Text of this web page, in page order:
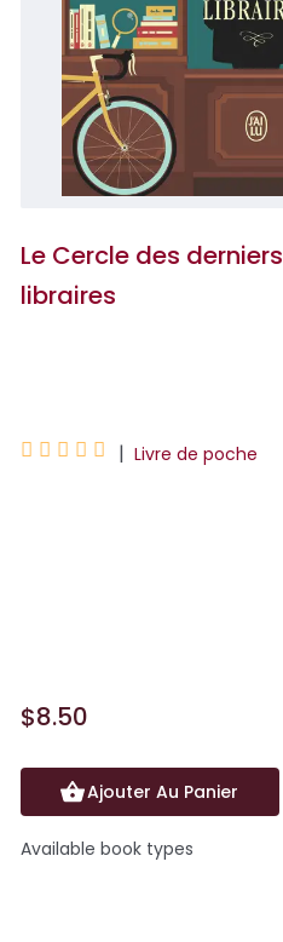
Le Cercle des derniers
libraires
     | Livre de poche
$8.50
Ajouter Au Panier
Available book types